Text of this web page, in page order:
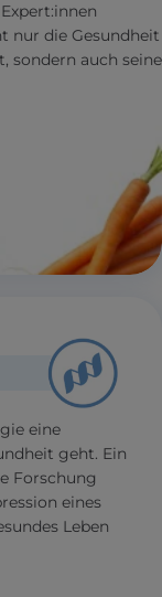
nur die Gesundheit
sondern auch seine
eine
geht. Ein
Forschung
eines
Leben